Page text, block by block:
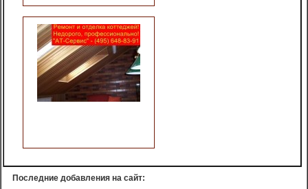
Последние добавления на сайт: